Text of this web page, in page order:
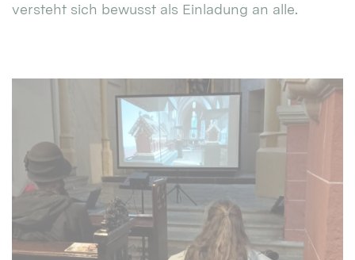
versteht sich bewusst als Einladung an alle.